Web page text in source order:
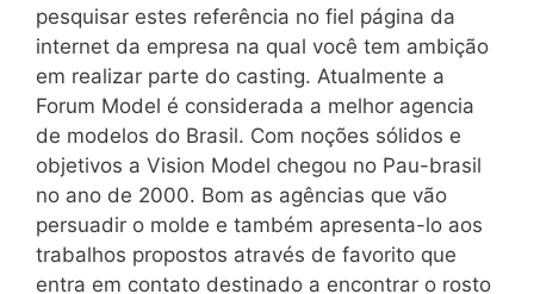
pesquisar estes referência no fiel página da
internet da empresa na qual você tem ambição
em realizar parte do casting. Atualmente a
Forum Model é considerada a melhor agencia
de modelos do Brasil. Com noções sólidos e
objetivos a Vision Model chegou no Pau-brasil
no ano de 2000. Bom as agências que vão
persuadir o molde e também apresenta-lo aos
trabalhos propostos através de favorito que
entra em contato destinado a encontrar o rosto